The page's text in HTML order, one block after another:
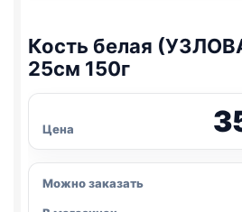
Кость белая
25см 150г
Цена
Можно заказать